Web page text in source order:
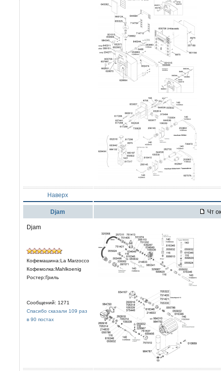
Наверх
Djam Чт
Djam
Кофемашина:La Marzocco
Кофемолка:Mahlkoenig
Ростер:Гриль
Сообщений: 1271
Спасибо сказали 109 раз
в 90 постах